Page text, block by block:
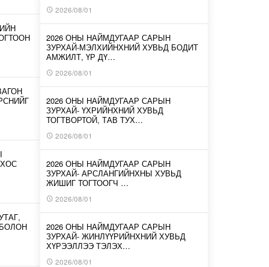
2026/08/01
2026 ОНЫ НАЙМДУГААР САРЫН
ЗУРХАЙ-МЭЛХИЙНХНИЙ ХУВЬД БОДИТ
АМЖИЛТ, ҮР ДҮ…
2026/08/01
2026 ОНЫ НАЙМДУГААР САРЫН
ЗУРХАЙ- ҮХРИЙНХНИЙ ХУВЬД
ТОГТВОРТОЙ, ТАВ ТУХ…
2026/08/01
2026 ОНЫ НАЙМДУГААР САРЫН
ЗУРХАЙ- АРСЛАНГИЙНХНЫ ХУВЬД
ЖИШИГ ТОГТООГЧ …
2026/08/01
2026 ОНЫ НАЙМДУГААР САРЫН
ЗУРХАЙ- ЖИНЛҮҮРИЙНХНИЙ ХУВЬД
ХҮРЭЭЛЛЭЭ ТЭЛЭХ…
2026/08/01